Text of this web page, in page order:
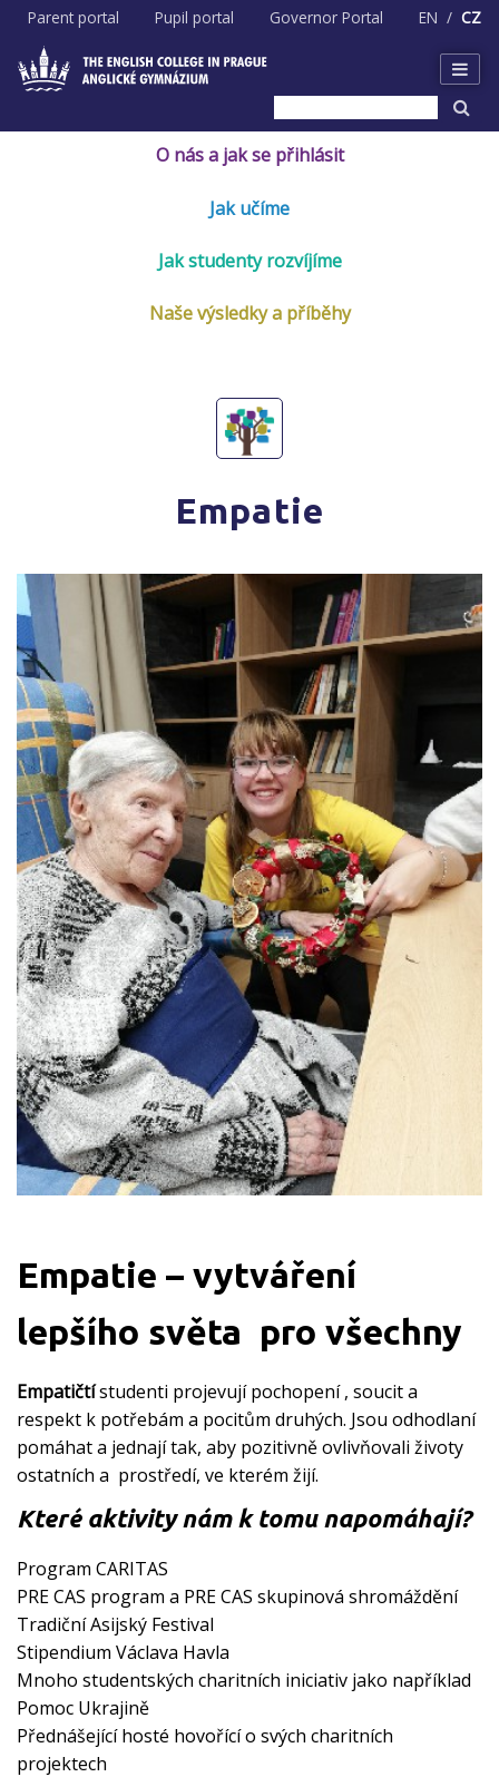
Skip
content
Parent portal Pupil portal Governor Portal EN CZ
O nás a jak se přihlásit
Jak učíme
Jak studenty rozvíjíme
Naše výsledky a příběhy
Empatie
Empatie – vytváření
lepšího světa pro všechny
Empatičtístudenti projevují pochopení , soucit a
respekt k potřebám a pocitům druhých. Jsou odhodlaní
pomáhat a jednají tak, aby pozitivně ovlivňovali životy
ostatních a prostředí, ve kterém žijí.
Které aktivity nám k tomu napomáhají?
Program CARITAS
PRE CAS program a PRE CAS skupinová shromáždění
Tradiční Asijský Festival
Stipendium Václava Havla
Mnoho studentských charitních iniciativ jako například
Pomoc Ukrajině
Přednášející hosté hovořící o svých charitních
projektech